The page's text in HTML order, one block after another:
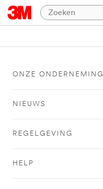
ONZE ONDERNEMING
NIEUWS
REGELGEVING
HELP